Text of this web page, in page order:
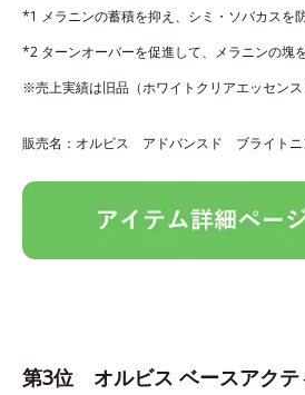
*1 メラニンの蓄積を抑え、シミ・ソバカスを
*2 ターンオーバーを促進して、メラニンの塊
※売上実績は旧品（ホワイトクリアエッセンス
販売名：オルビス アドバンスド ブライト
第3位 オルビス ベースアクテ